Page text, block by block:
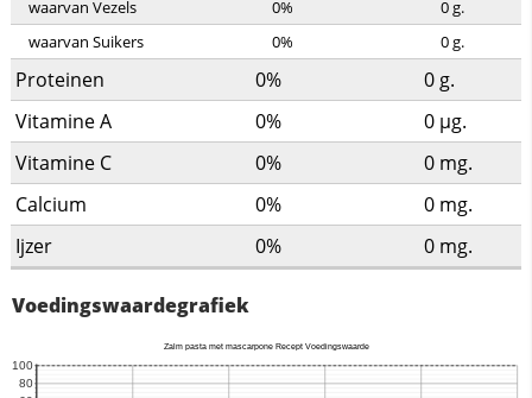
waarvan Vezels 0% 0g.
waarvan Suikers
0% 0g.
Proteinen 0% 0 g.
Vitamine A
0% 0 µg.
Vitamine C
0% 0 mg.
Calcium
0% 0 mg.
Ijzer
0% 0 mg.
Voedingswaardegrafiek